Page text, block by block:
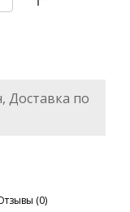
Доставка по
(0)